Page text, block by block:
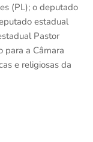
(PL); o deputado
estadual
Pastor
para a Câmara
e religiosas da